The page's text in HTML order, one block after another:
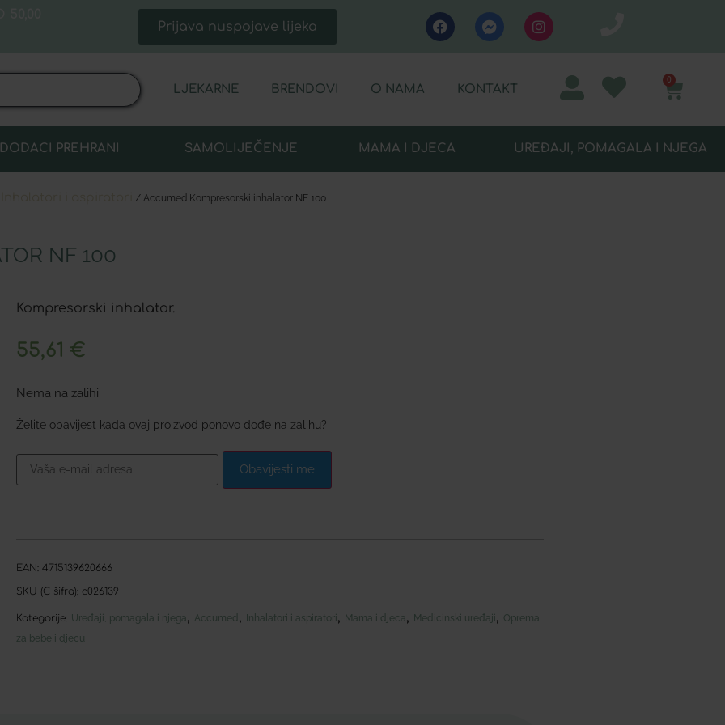
Prijava nuspojave lijeka
LJEKARNE BRENDOVI O NAMA KONTAKT
0
PREHRANI SAMOLIJEČENJE MAMA I DJECA UREĐAJI, POMAGALA I NJEGA
/ Accumed Kompresorski inhalator NF 100
NF 100
Kompresorski inhalator.
55,61 €
Nema na zalihi
Želite obavijest kada ovaj proizvod ponovo dođe na zalihu?
Obavijesti me
EAN: 4715139620666
SKU (C šifra): c026139
Kategorije: Uređaji, pomagala i njega, Accumed , Inhalatori i aspiratori, Mama i djeca, Medicinski uređaji, Oprema
za bebe i djecu